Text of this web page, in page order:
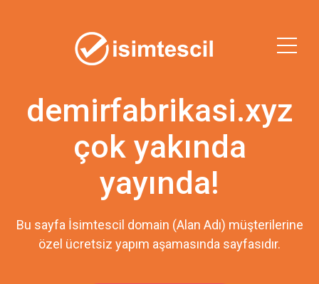
demirfabrikasi.xyz
çok yakında
yayında!
Bu sayfa İsimtescil domain (Alan Adı) müşterilerine
özel ücretsiz yapım aşamasında sayfasıdır.